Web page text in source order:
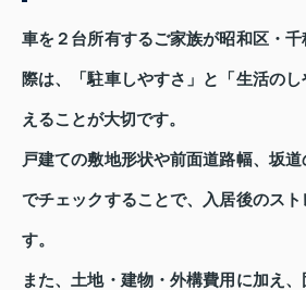
車を２台所有するご家族が昭和区・
際は、「駐車しやすさ」と「生活の
えることが大切です。
戸建ての敷地形状や前面道路幅、坂
でチェックすることで、入居後のスト
す。
また、土地・建物・外構費用に加え